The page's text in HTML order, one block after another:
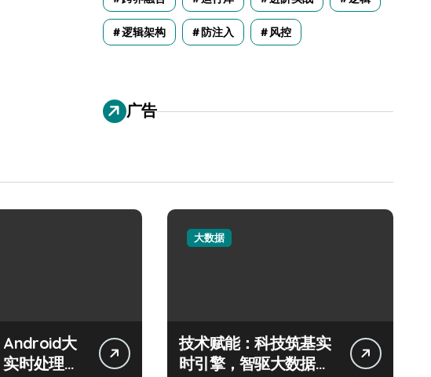
逻辑架构 防注入 风控
广告
Android大
时处理引
大数据
技术赋能：科技筑基实
时引擎，智驱大数据秒